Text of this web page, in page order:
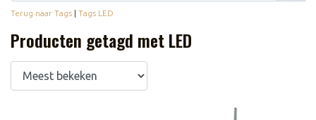
Terug naar Tags | Tags LED
Producten getagd met LED